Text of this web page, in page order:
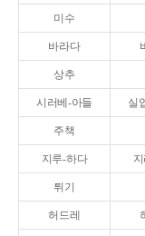
미수
바라다
상추
시러베-아들 실
주책
지루-하다
튀기
허드레